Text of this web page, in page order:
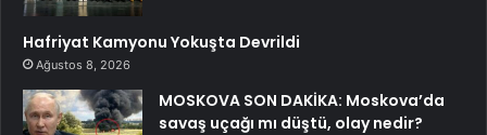
Hafriyat Kamyonu Yokuşta Devrildi
Ağustos 8, 2026
MOSKOVA SON DAKİKA: Moskova’da
savaş uçağı mı düştü, olay nedir?